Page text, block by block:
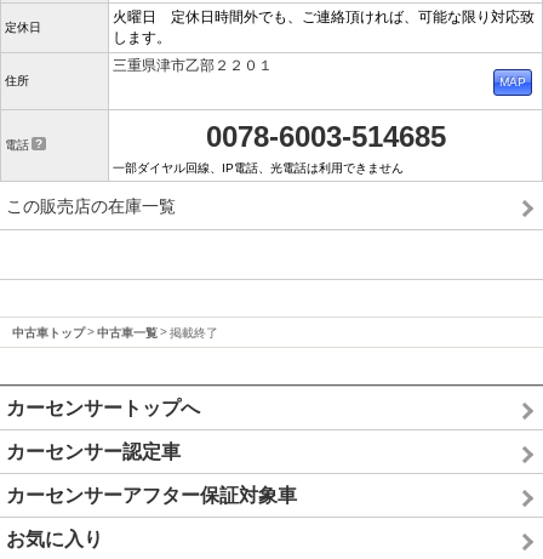
定休日
火曜日 定休日時間外でも、ご連絡頂ければ、可能な限り対応致
します。
住所
三重県津市乙部２２０１
電話 0078-6003-514685
一部ダイヤル回線、IP電話、光電話は利用できません
この販売店の在庫一覧
中古車トップ 中古車一覧 掲載終了
カーセンサートップへ
カーセンサー認定車
カーセンサーアフター保証対象車
お気に入り